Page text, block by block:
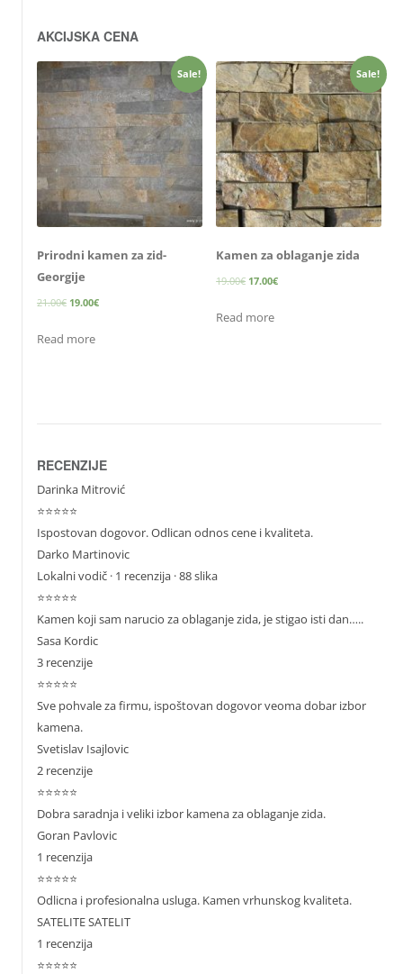
AKCIJSKA CENA
Sale!
Prirodni kamen za zid-
Georgije
21.00€ 19.00€
Read more
Sale!
Kamen za oblaganje zida
19.00€ 17.00€
Read more
RECENZIJE
Darinka Mitrović
⭐⭐⭐⭐⭐
Ispostovan dogovor. Odlican odnos cene i kvaliteta.
Darko Martinovic
Lokalni vodič· 1 recenzija · 88 slika
⭐⭐⭐⭐⭐
Kamen koji sam narucio za oblaganje zida, je stigao isti dan…..
Sasa Kordic
3 recenzije
⭐⭐⭐⭐⭐
Sve pohvale za firmu, ispoštovan dogovor veoma dobar izbor
kamena.
Svetislav Isajlovic
2 recenzije
⭐⭐⭐⭐⭐
Dobra saradnja i veliki izbor kamena za oblaganje zida.
Goran Pavlovic
1 recenzija
⭐⭐⭐⭐⭐
Odlicna i profesionalna usluga. Kamen vrhunskog kvaliteta.
SATELITE SATELIT
1 recenzija
⭐⭐⭐⭐⭐